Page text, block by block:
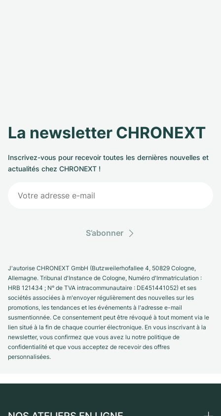
La newsletter CHRONEXT
Inscrivez-vous pour recevoir toutes les dernières nouvelles et
actualités chez CHRONEXT !
S’abonner
J'autorise CHRONEXT GmbH (Butzweilerhofallee 4, 50829 Cologne,
Allemagne. Tribunal d'Instance de Cologne, Numéro d'Immatriculation :
HRB 121434 ; N° de TVA intracommunautaire : DE451441052) et ses
sociétés associées à m'envoyer régulièrement des nouvelles sur les
promotions, les tendances et les événements à l'adresse e-mail
susmentionnée. Ce consentement peut être révoqué à tout moment via le
lien situé à la fin de chaque courrier électronique. En vous inscrivant à la
newsletter, vous confirmez que vous avez lu notre politique de
confidentialité et que vous acceptez de recevoir des offres
personnalisées.